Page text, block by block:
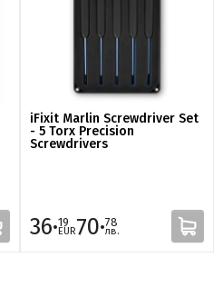
iFixit Marlin Screwdriver Set
- 5 Torx Precision
Screwdrivers
36·19
EUR70·78
лв.